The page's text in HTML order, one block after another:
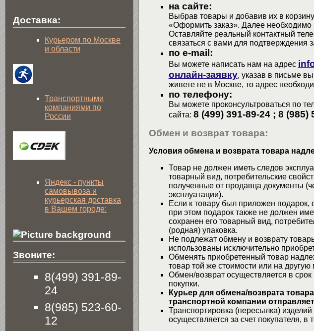
на сайте:
Выбрав товары и добавив их в
«Оформить заказ». Далее необходимо
Оставляйте реальный контактный
связаться с вами для подтверждения
по e-mail:
Вы можете написать нам на адрес
онлайн-заявку, указав в письме
живете не в Москве, то адрес
по телефону:
Вы можете проконсультроваться по
сайта: 8 (499) 391-89-24 ; 8 (985)
Обмен и возврат товара:
Условия обмена и возврата товара
Товар не должен иметь следов
товарный вид, потребительские
полученные от продавца документы
эксплуатации).
Если к товару был приложен
при этом подарок также не должен
сохранен его товарный вид,
(родная) упаковка.
Не подлежат обмену и возврату
использованы исключительно
Обменять приобретенный товар
товар той же стоимости или на
Обмен/возврат осуществляется в
покупки.
Курьер для обмена/возврата
транспортной компании
Транспортировка (пересылка)
осуществляется за счет покупателя,
Доставка:
Курьером по Москве
и области
Транспортными
компаниями по
России
Яндекс - пункты
самовывоза и
курьерская доставка
в Вашем городе:
Звоните:
8(499) 391-89-
24
8(985) 523-60-
12